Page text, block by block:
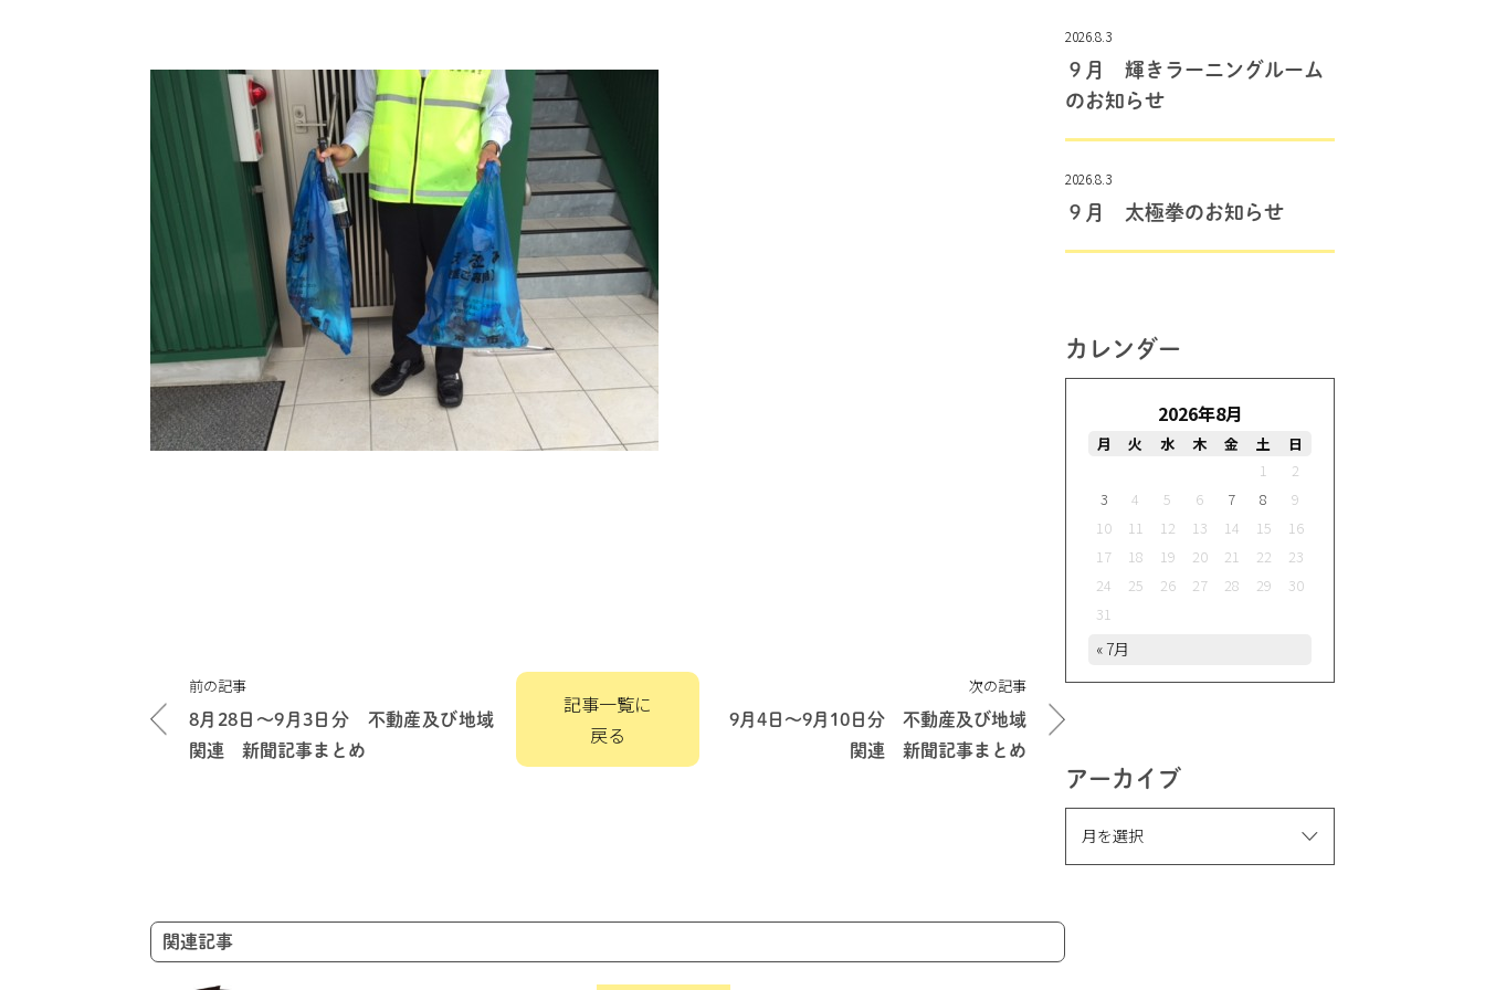
稿
ナ
前の記事
8月28日～9月3日分 不動産及び地域
関連 新聞記事まとめ
記事一覧に
戻る
次の記事
9月4日～9月10日分 不動産及び地域
関連 新聞記事まとめ
関連記事
2026.8.3
９月 輝きラーニングルーム
のお知らせ
2026.8.3
９月 太極拳のお知らせ
カレンダー
2026年8月
月 火 水 木 金 土
日
1
2
3
4 5 6 7 8
9
10
11 12 13 14 15
16
17
18 19 20 21 22
23
24
25 26 27 28 29
30
31
« 7月
アーカイブ